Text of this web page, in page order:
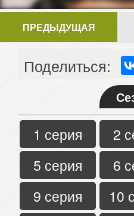
ПРЕДЫДУЩАЯ
Поделиться:
1 серия 2
5 серия
6
9 серия
10